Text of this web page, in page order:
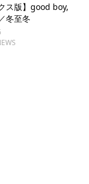
ス版】good boy,
冬至冬